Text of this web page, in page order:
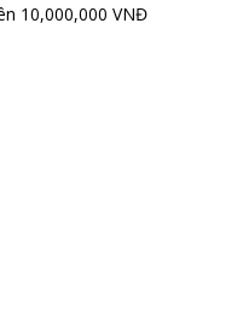
10,000,000 VNĐ